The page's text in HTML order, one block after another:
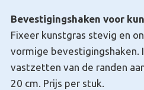
Bevestigingshaken voor
Fixeer kunstgras stevig en
vormige bevestigingshaken.
vastzetten van de randen
20 cm. Prijs per stuk.